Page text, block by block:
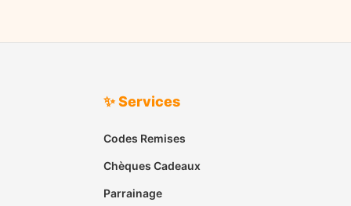
✨ Services
Codes Remises
Chèques Cadeaux
Parrainage